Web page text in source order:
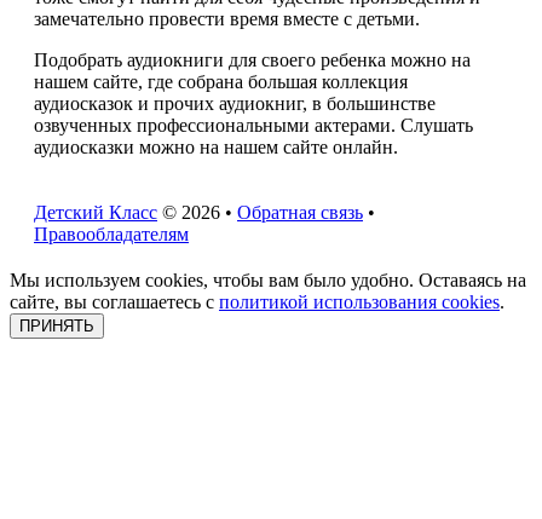
замечательно провести время вместе с детьми.
Подобрать аудиокниги для своего ребенка можно на
нашем сайте, где собрана большая коллекция
аудиосказок и прочих аудиокниг, в большинстве
озвученных профессиональными актерами. Слушать
аудиосказки можно на нашем сайте онлайн.
Детский Класс © 2026 • Обратная связь •
Правообладателям
Мы используем cookies, чтобы вам было удобно. Оставаясь на
сайте, вы соглашаетесь с политикой использования cookies.
ПРИНЯТЬ